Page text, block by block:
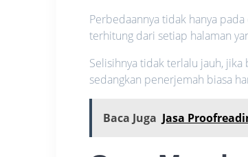
Perbedaannya tidak hanya
terhitung dari setiap halaman
Selisihnya tidak terlalu jauh,
sedangkan penerjemah biasa
Baca Juga Jasa